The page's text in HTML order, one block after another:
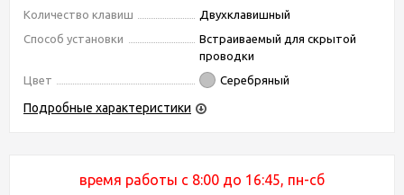
Количество клавиш
Двухклавишный
Способ установки
Встраиваемый для скрытой
проводки
Цвет
Серебряный
Подробные характеристики
время работы с 8:00 до 16:45, пн-сб